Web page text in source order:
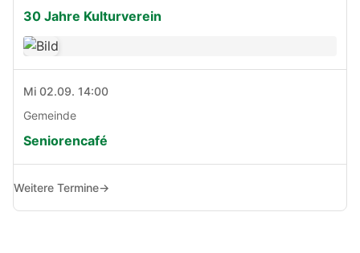
30 Jahre Kulturverein
Mi 02.09. 14:00
Gemeinde
Seniorencafé
Weitere Termine→